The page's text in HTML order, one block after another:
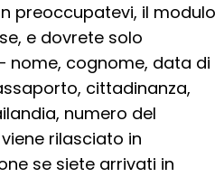
preoccupatevi, il modulo
e dovrete solo
nome, cognome, data di
cittadinanza,
numero del
rilasciato in
se siete arrivati in